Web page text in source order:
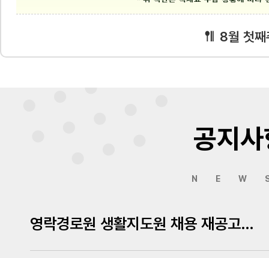
8월 첫
공지
영락경로원 생활지도원 채용 재공고에 따른 서류심사결과 발표